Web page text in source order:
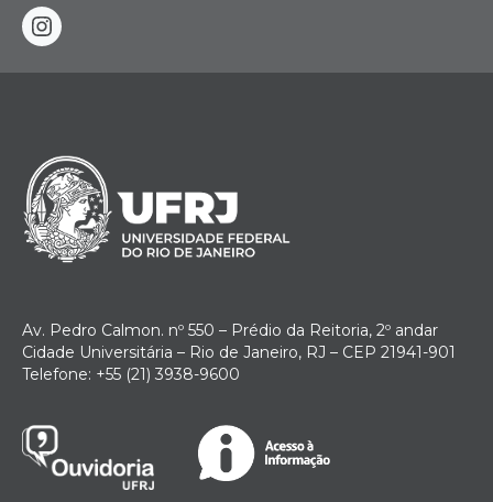
instagram
Av. Pedro Calmon. nº 550 – Prédio da Reitoria, 2º andar
Cidade Universitária – Rio de Janeiro, RJ – CEP 21941-901
Telefone: +55 (21) 3938-9600